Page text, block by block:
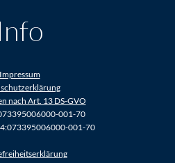
Info
Impressum
nach Art. 13 DS-GVO
001-70
001-70